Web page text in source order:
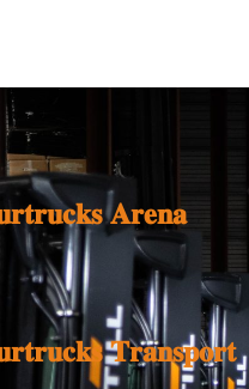
𝐀𝐫𝐞𝐧𝐚
𝐓𝐫𝐚𝐧𝐬𝐩𝐨𝐫𝐭